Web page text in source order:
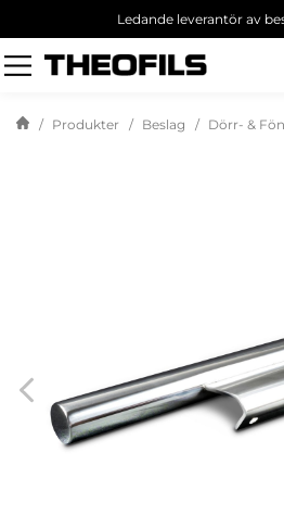
Ledande leverantör av
Sök
produkt
Produkter Beslag Dörr- &